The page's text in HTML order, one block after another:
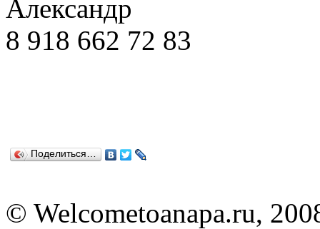
Александр
8 918 662 72 83
Поделиться…
© Welcometoanapa.ru,